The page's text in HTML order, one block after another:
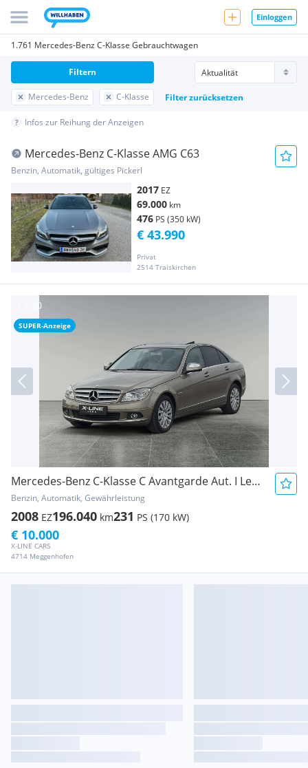
Einloggen
1.761 Mercedes-Benz C-Klasse Gebrauchtwagen
Mercedes-Benz C-Klasse Filter zurücksetzen
Filtern
Infos zur Reihung der Anzeigen
Mercedes-Benz C-Klasse AMG C63
Benzin, Automatik, gültiges Pickerl
2017 EZ
69.000 km
476 PS (350 kW)
Privat
2514 Traiskirchen
€ 43.990
SUPER-Anzeige
Mercedes-Benz C-Klasse C Avantgarde Aut. I Leder I Schiebedach I Xenon I
Benzin, Automatik, Gewährleistung
2008 EZ196.040 km231 PS (170 kW)
X-LINE CARS
4714 Meggenhofen
€ 10.000